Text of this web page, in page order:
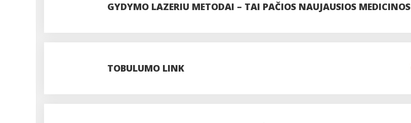
GYDYMO LAZERIU METODAI – TAI PAČIOS NAUJAUSIOS MEDICINOS
TOBULUMO LINK